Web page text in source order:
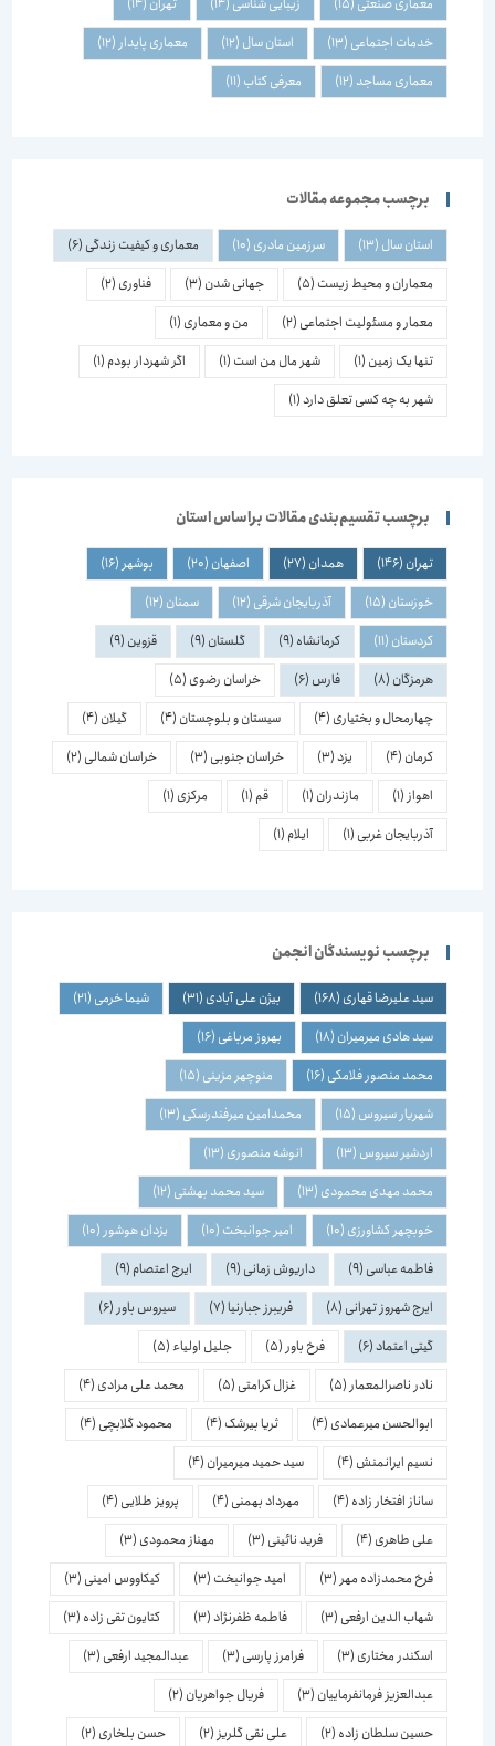
خدمات اجتماعی(13) استان سال(12) معماری پایدار(12)
معماری مساجد(12) معرفی کتاب(11)
برچسب مجموعه مقالات
استان سال(13) سرزمین مادری(10) معماری و کیفیت زندگی(6)
معماران و محیط زیست(5) جهانی شدن(3) فناوری(2)
معمار و مسئولیت اجتماعی(2) من و معماری(1)
تنها یک زمین(1) شهر مال من است(1) اگر شهردار بودم(1)
شهر به چه کسی تعلق دارد(1)
برچسب تقسیم‌بندی مقالات براساس استان
تهران(146) همدان(27) اصفهان(20) بوشهر(16)
خوزستان(15) آذربایجان شرقی(12) سمنان(12)
کردستان(11) کرمانشاه(9) گلستان(9) قزوین(9)
هرمزگان(8) فارس(6) خراسان رضوی(5)
چهارمحال و بختیاری(4) سیستان و بلوچستان(4) گیلان(4)
کرمان(4)
(3) خراسان جنوبی(3) خراسان شمالی(2)
اهواز(1) مازندران(1)
(1) مرکزی(1)
آذربایجان غربی(1) ایلام(1)
برچسب نویسندگان انجمن
سید علیرضا قهاری(168) بیژن علی آبادی(31) شیما خرمی(21)
سید هادی میرمیران(18) بهروز مرباغی(16)
محمد منصور فلامکی(16) منوچهر مزینی(15)
شهریار سیروس(15) محمدامین میرفندرسکی(13)
اردشیر سیروس(13) انوشه منصوری(13)
محمد مهدی محمودی(13) سید محمد بهشتی(12)
خوبچهر کشاورزی(10) امیر جوانبخت(10) یزدان هوشور(10)
فاطمه عباسی(9) داریوش زمانی(9) ایرج اعتصام(9)
ایرج شهروز تهرانی(8) فریبرز جبارنیا(7) سیروس باور (6)
گیتی اعتماد(6) فرخ باور (5) جلیل اولیاء(5)
نادر ناصرالمعمار(5) غزال کرامتی(5) محمد علی مرادی(4)
ابوالحسن میرعمادی(4) ثریا بیرشک(4) محمود گلابچی(4)
نسیم ایرانمنش(4) سید حمید میرمیران(4)
ساناز افتخار زاده(4) مهرداد بهمنی(4) پرویز طلایی(4)
علی طاهری(4) فرید نائینی(3) مهناز محمودی(3)
فرخ محمدزاده مهر (3) امید جوانبخت(3) کیکاووس امینی(3)
شهاب الدین ارفعی(3) فاطمه ظفرنژاد(3) کتایون تقی زاده(3)
اسكندر مختاری(3) فرامرز پارسی(3) عبدالمجید ارفعی(3)
عبدالعزیز فرمانفرماییان(3) فریال جواهریان(2)
حسین سلطان زاده(2) علی نقی گلریز(2) حسن بلخاری(2)